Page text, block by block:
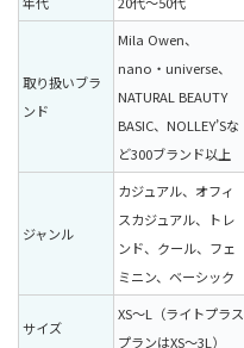
取り扱いブラ
ンド
Mila Owen、
nano・universe、
NATURAL BEAUTY
BASIC、NOLLEY’Sな
ど300ブランド以上
ジャンル
カジュアル、オフィ
スカジュアル、トレ
ンド、クール、フェ
ミニン、ベーシック
サイズ
XS〜L（ライトプラス
プランはXS〜3L）